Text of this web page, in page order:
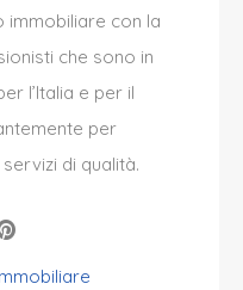
con la
che sono in
l’Italia e per il
per
di qualità.